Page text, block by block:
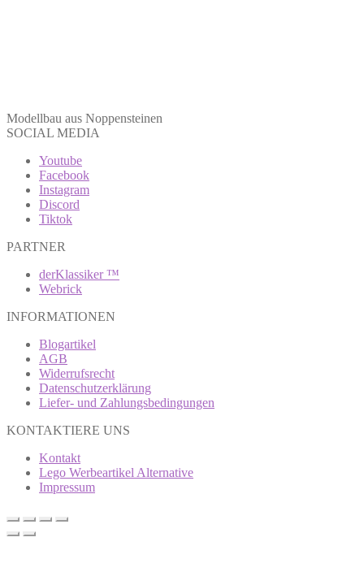
Modellbau aus Noppensteinen
SOCIAL MEDIA
Youtube
Facebook
Instagram
Discord
Tiktok
PARTNER
derKlassiker ™
Webrick
INFORMATIONEN
Blogartikel
AGB
Widerrufsrecht
Datenschutzerklärung
Liefer- und Zahlungsbedingungen
KONTAKTIERE UNS
Kontakt
Lego Werbeartikel Alternative
Impressum